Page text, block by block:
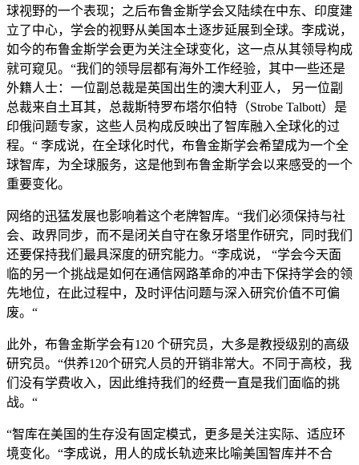
球视野的一个表现；之后布鲁金斯学会又陆续在中东、印度建
立了中心，学会的视野从美国本土逐步延展到全球。李成说，
如今的布鲁金斯学会更为关注全球变化，这一点从其领导构成
就可窥见。“我们的领导层都有海外工作经验，其中一些还是
外籍人士：一位副总裁是英国出生的澳大利亚人， 另一位副
总裁来自土耳其，总裁斯特罗布塔尔伯特（Strobe Talbott）是
印俄问题专家，这些人员构成反映出了智库融入全球化的过
程。“ 李成说，在全球化时代，布鲁金斯学会希望成为一个全
球智库，为全球服务，这是他到布鲁金斯学会以来感受的一个
重要变化。
网络的迅猛发展也影响着这个老牌智库。“我们必须保持与社
会、政界同步，而不是闭关自守在象牙塔里作研究，同时我们
还要保持我们最具深度的研究能力。“李成说， “学会今天面
临的另一个挑战是如何在通信网路革命的冲击下保持学会的领
先地位，在此过程中，及时评估问题与深入研究价值不可偏
废。“
此外，布鲁金斯学会有120 个研究员，大多是教授级别的高级
研究员。“供养120个研究人员的开销非常大。不同于高校，我
们没有学费收入，因此维持我们的经费一直是我们面临的挑
战。“
“智库在美国的生存没有固定模式，更多是关注实际、适应环
境变化。“李成说，用人的成长轨迹来比喻美国智库并不合